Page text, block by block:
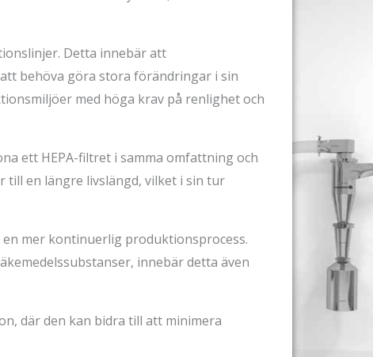
Detta innebär att
behöva göra stora förändringar i sin
med höga krav på renlighet och
ett HEPA-filtret i samma omfattning och
till en längre livslängd, vilket i sin tur
mer kontinuerlig produktionsprocess.
innebär detta även
där den kan bidra till att minimera